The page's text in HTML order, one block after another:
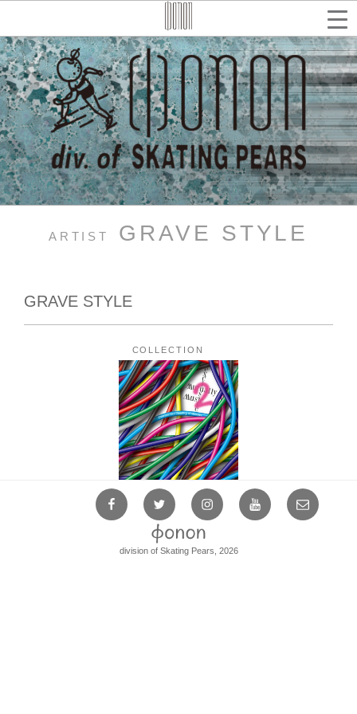
テ
ン
ツ
へ
ス
キ
ッ
プ
検
索
ARTIST GRAVE STYLE
GRAVE STYLE
COLLECTION
FacebookTwitter InstagramYouTubeMail
division of Skating Pears, 2026